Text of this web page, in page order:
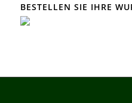
BESTELLEN SIE IHRE